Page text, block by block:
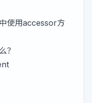
使用accessor方
？